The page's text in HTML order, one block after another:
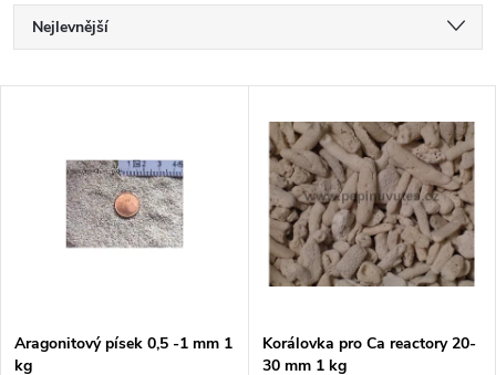
Ř
a
p
Nejlevnější
Abecedně
s
Aragonitový písek 0,5 -1 mm 1
kg
Korálovka pro Ca reactory 20-
30 mm 1 kg